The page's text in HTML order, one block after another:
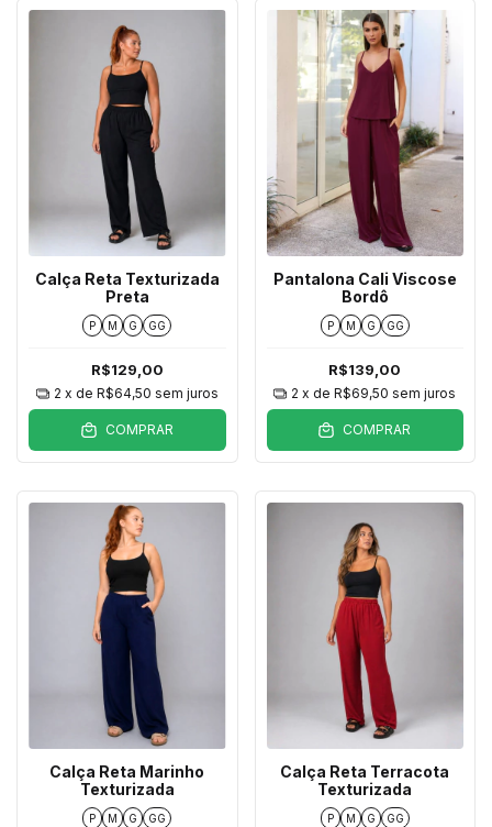
Calça Reta Texturizada
Preta
P M G GG
R$129,00
2 x de R$64,50 sem juros
COMPRAR
Pantalona Cali Viscose
Bordô
P M G GG
R$139,00
2 x deR$69,50 sem juros
COMPRAR
Calça Reta Marinho
Texturizada
P M G GG
Calça Reta Terracota
Texturizada
P M G GG